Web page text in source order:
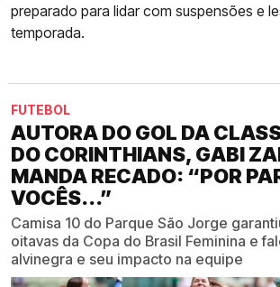
preparado para lidar com suspensões e
temporada.
FUTEBOL
AUTORA DO GOL DA
DO CORINTHIANS, GABI
MANDA RECADO: “POR
VOCÊS...”
Camisa 10 do Parque São Jorge
oitavas da Copa do Brasil Feminina e
alvinegra e seu impacto na equipe